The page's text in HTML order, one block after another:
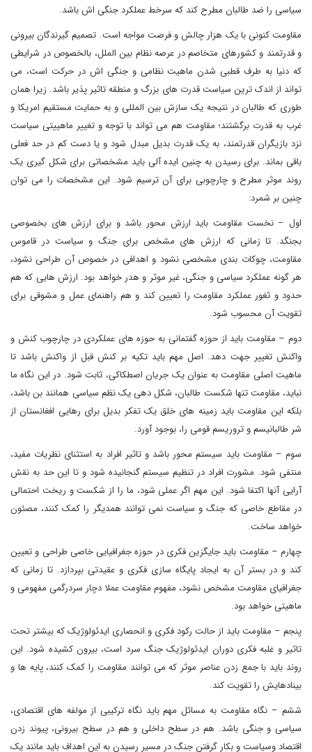
سیاسی را ضد طالبان مطرح کند که سرخط عملکرد جنگی اش باشد.
مقاومت کنونی با یک هزار چالش و فرصت مواجه است. تصمیم گیرندگان بیرونی
و قدرتمند و کشورهای متخاصم در عرصه نظام بین الملل، بالخصوص در شرایطی
که دنیا به طرف قطبی شدن ماهیت نظامی و جنگی اش در حرکت است، می
تواند از اندک ترین سیاست قدرت های بزرگ و منطقه تاثیر پذیر باشد. زیرا همان
طوری که طالبان در نتیجه یک سازش بین المللی و به حمایت مستقیم امریکا و
غرب به قدرت برگشتند؛ مقاومت هم می تواند با توجه و تغییر ماهییتی سیاست
نزد بازیگران قدرتمند، به یک قدرت بدیل مبدل شود و یا دست کم در حد فعلی
باقی بماند. برای رسیدن به چنین ایده آلی باید مشخصاتی برای شکل گیری یک
روند موثر مطرح و چارچوبی برای آن ترسیم شود. این مشخصات را می توان
چنین بر شمرد:
اول – نخست مقاومت باید ارزش محور باشد و برای ارزش های بخصوصی
بجنگد. تا زمانی که ارزش های مشخص برای جنگ و سیاست در قاموس
مقاومت، چوکات بندی مشخصی نشود و اهدافی در خصوص آن طراحی نشود،
هر گونه عملکرد سیاسی و جنگی، غیر موثر و هدر خواهد بود. ارزش هایی که هم
حدود و ثغور عملکرد مقاومت را تعیین کند و هم راهنمای عمل و مشوقی برای
تقویت آن محسوب شود.
دوم – مقاومت باید از حوزه گفتمانی به حوزه های عملکردی در چارچوب کنش و
واکنش تغییر جهت دهد. اصل مهم باید تکیه بر کنش قبل از واکنش باشد تا
ماهیت اصلی مقاومت به عنوان یک جریان اصطکاکی، ثابت شود. در این نگاه ما
نباید، مقاومت تنها شکست طالبان، شکل دهی یک نظم سیاسی همانند بن باشد،
بلکه این مقاومت باید زمینه های خلق یک تفکر بدیل برای رهایی افغانستان از
شر طالبانیسم و تروریسم قومی را، بوجود آورد.
سوم – مقاومت باید سیستم محور باشد و تاثیر افراد به استثنای نظریات مفید،
منتفی شود. مشورت افراد در تنظیم سیستم گنجانیده شود و تا این حد به نقش
آرایی آنها اکتفا شود. این مهم اگر عملی شود، ما را از شکست و ریخت احتمالی
در مقاطع خاصی که جنگ و سیاست نمی توانند همدیگر را کمک کنند، مصئون
خواهد ساخت.
چهارم – مقاومت باید جایگزین فکری در حوزه جغرافیایی خاصی طراحی و تعیین
کند و در بستر آن به ایجاد پایگاه سازی فکری و عقیدتی بپردازد. تا زمانی که
جغرافیای مقاومت مشخص نشود، مفهوم مقاومت عملا دچار سردرگمی مفهومی و
ماهیتی خواهد بود.
پنجم – مقاومت باید از حالت رکود فکری و انحصاری ایدئولوژیک که بیشتر تحت
تاثیر و غلبه فکری دوران ایدئولوژیک جنگ سرد است، بیرون کشیده شود. این
روند باید با جمع زدن عناصر موثر که می توانند مقاومت را کمک کنند، پایه ها و
بینادهایش را تقویت کند.
ششم – نگاه مقاومت به مسائل مهم باید نگاه ترکیبی از مولفه های اقتصادی،
سیاسی و جنگی باشد. هم در سطح داخلی و هم در سطح بیرونی، پیوند زدن
اقتصاد وسیاست و بکار گرفتن جنگ در مسیر رسیدن به این اهداف باید مانند یک